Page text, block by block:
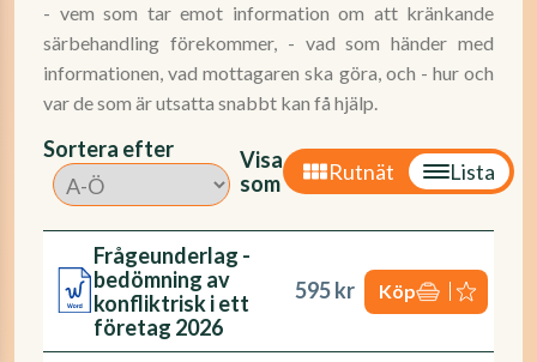
- vem som tar emot information om att kränkande
särbehandling förekommer, - vad som händer med
informationen, vad mottagaren ska göra, och - hur och
var de som är utsatta snabbt kan få hjälp.
Sortera efter
Visa
som
Rutnät Lista
Frågeunderlag -
bedömning av
konfliktrisk i ett
företag 2026
595 kr Köp